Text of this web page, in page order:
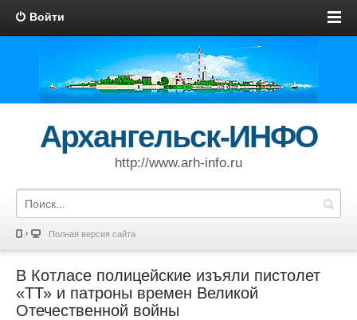
Войти
Архангельск-ИНФО
http://www.arh-info.ru
Полная версия сайта
В Котласе полицейские изъяли пистолет
«ТТ» и патроны времен Великой
Отечественной войны